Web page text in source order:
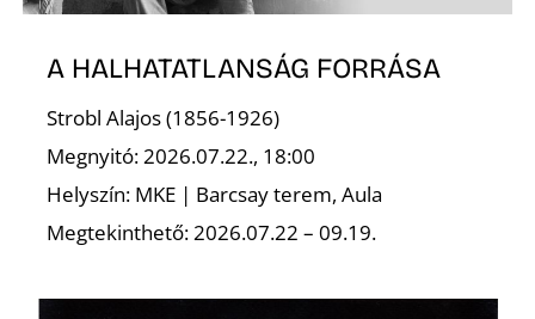
A HALHATATLANSÁG FORRÁSA
Strobl Alajos (1856-1926)
Megnyitó: 2026.07.22., 18:00
Helyszín: MKE | Barcsay terem, Aula
Megtekinthető: 2026.07.22 – 09.19.